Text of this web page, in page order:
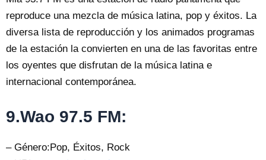
reproduce una mezcla de música latina, pop y éxitos. La
diversa lista de reproducción y los animados programas
de la estación la convierten en una de las favoritas entre
los oyentes que disfrutan de la música latina e
internacional contemporánea.
9.Wao 97.5 FM:
– Género:Pop, Éxitos, Rock